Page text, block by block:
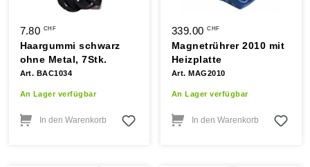
7.80 CHF
Haargummi schwarz
ohne Metal, 7Stk.
Art. BAC1034
An Lager verfügbar
In den Warenkorb
339.00CHF
Magnetrührer 2010 mit
Heizplatte
Art. MAG2010
An Lager verfügbar
In den Warenkorb